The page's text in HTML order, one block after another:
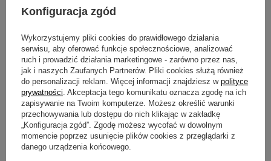
Produkt naturalny/biodegradowalny
Odporny na działanie warunków atmosferycznych
Cechy produktu
Symbol
5907431787454
Polecany do szklarni
Pytania klientów
Opinie naszych klientów
Konfiguracja zgód
Wykorzystujemy pliki cookies do prawidłowego działania
serwisu, aby oferować funkcje społecznościowe, analizować
ruch i prowadzić działania marketingowe - zarówno przez nas,
jak i naszych Zaufanych Partnerów. Pliki cookies służą również
do personalizacji reklam. Więcej informacji znajdziesz w polityce
prywatności . Akceptacja tego komunikatu oznacza zgodę na ich
zapisywanie na Twoim komputerze. Możesz określić warunki
przechowywania lub dostępu do nich klikając w zakładkę
„Konfiguracja zgód”. Zgodę możesz wycofać w dowolnym
momencie poprzez usunięcie plików cookies z przeglądarki z
danego urządzenia końcowego.